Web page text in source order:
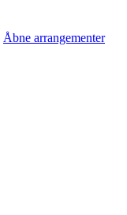
Åbne arrangementer